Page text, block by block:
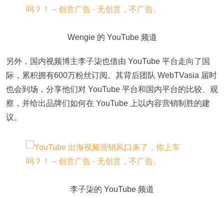
Wengie 的 YouTube 频道
另外，国内视频博主李子柒也借由 YouTube 平台走向了国
际，累积拥有600万粉丝订阅。其背后团队 WebTVasia 届时
也会到场，分享他们对 YouTube 平台和国内平台的比较、观
察，并给出品牌们如何在 YouTube 上以内容营销制胜的建
议。
李子柒的 YouTube 频道